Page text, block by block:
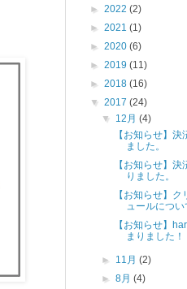
► 2022 (2)
► 2021 (1)
► 2020 (6)
► 2019 (11)
► 2018 (16)
▼ 2017 (24)
▼ 12月(4)
【お知らせ】
ました。
【お知らせ】
りました。
【お知らせ】
ュールについ
【お知らせ】
まりました！
► 11月(2)
►8月(4)